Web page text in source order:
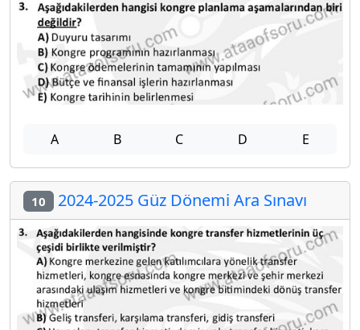
A B C D E
10 2024-2025 Güz Dönemi Ara Sınavı